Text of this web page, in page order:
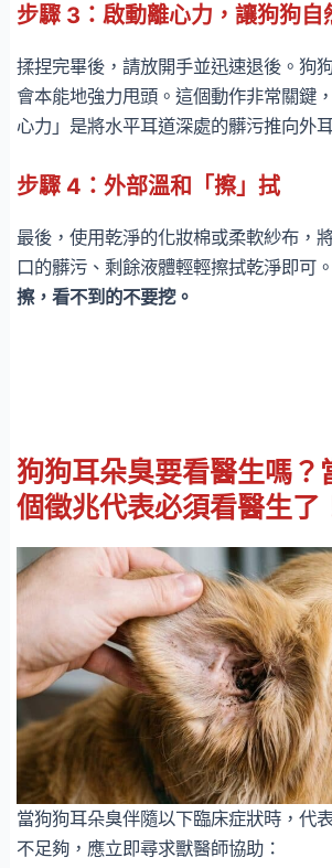
步驟 3：啟動離心力，讓狗狗自
揉捏完畢後，請放開手並迅速退後。狗
會本能地強力甩頭。這個動作非常關鍵
心力」是將水平耳道深處的髒污推向外
步驟 4：外部溫和「擦」拭
最後，使用乾淨的化妝棉或柔軟紗布，
口的髒污、剩餘液體輕輕擦拭乾淨即可。
擦，看不到的不要挖。
狗狗耳朵臭要看醫生嗎？
個徵兆代表必須看醫生了
當狗狗耳朵臭伴隨以下臨床症狀時，代
不足夠，應立即尋求獸醫師協助：